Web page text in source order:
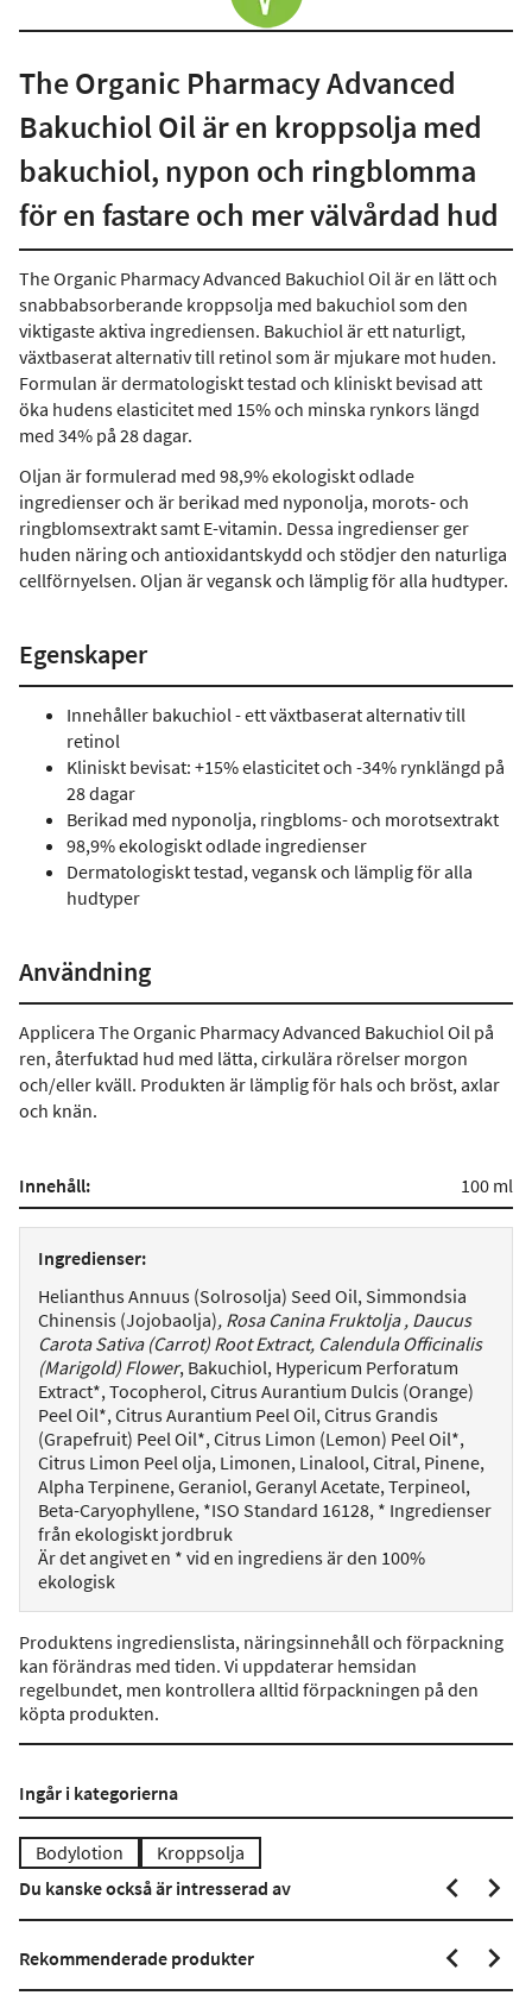
The Organic Pharmacy Advanced
Bakuchiol Oil är en kroppsolja med
bakuchiol, nypon och ringblomma
för en fastare och mer välvårdad hud
The Organic Pharmacy Advanced Bakuchiol Oil är en lätt och
snabbabsorberande kroppsolja med bakuchiol som den
viktigaste aktiva ingrediensen. Bakuchiol är ett naturligt,
växtbaserat alternativ till retinol som är mjukare mot huden.
Formulan är dermatologiskt testad och kliniskt bevisad att
öka hudens elasticitet med 15% och minska rynkors längd
med 34% på 28 dagar.
Oljan är formulerad med 98,9% ekologiskt odlade
ingredienser och är berikad med nyponolja, morots- och
ringblomsextrakt samt E-vitamin. Dessa ingredienser ger
huden näring och antioxidantskydd och stödjer den naturliga
cellförnyelsen. Oljan är vegansk och lämplig för alla hudtyper.
Egenskaper
Innehåller bakuchiol - ett växtbaserat alternativ till
retinol
Kliniskt bevisat: +15% elasticitet och -34% rynklängd på
28 dagar
Berikad med nyponolja, ringbloms- och morotsextrakt
98,9% ekologiskt odlade ingredienser
Dermatologiskt testad, vegansk och lämplig för alla
hudtyper
Användning
Applicera The Organic Pharmacy Advanced Bakuchiol Oil på
ren, återfuktad hud med lätta, cirkulära rörelser morgon
och/eller kväll. Produkten är lämplig för hals och bröst, axlar
och knän.
Innehåll: 100 ml
Ingredienser:
Helianthus Annuus (Solrosolja) Seed Oil, Simmondsia
Chinensis (Jojobaolja), Rosa Canina Fruktolja, Daucus
Carota Sativa (Carrot) Root Extract, Calendula Officinalis
(Marigold) Flower, Bakuchiol, Hypericum Perforatum
Extract*, Tocopherol, Citrus Aurantium Dulcis (Orange)
Peel Oil*, Citrus Aurantium Peel Oil, Citrus Grandis
(Grapefruit) Peel Oil*, Citrus Limon (Lemon) Peel Oil*,
Citrus Limon Peel olja, Limonen, Linalool, Citral, Pinene,
Alpha Terpinene, Geraniol, Geranyl Acetate, Terpineol,
Beta-Caryophyllene, *ISO Standard 16128, * Ingredienser
från ekologiskt jordbruk
Är det angivet en * vid en ingrediens är den 100%
ekologisk
Produktens ingredienslista, näringsinnehåll och förpackning
kan förändras med tiden. Vi uppdaterar hemsidan
regelbundet, men kontrollera alltid förpackningen på den
köpta produkten.
Ingår i kategorierna
Bodylotion
Kroppsolja
Du kanske också är intresserad av
Rekommenderade produkter